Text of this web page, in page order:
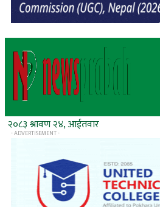
२०८३ श्रावण २४, आईतवार
- ADVERTISEMENT -